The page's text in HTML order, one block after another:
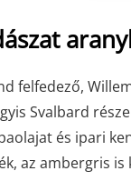
felfedező,
Svalbard
és ipari
az ambergris